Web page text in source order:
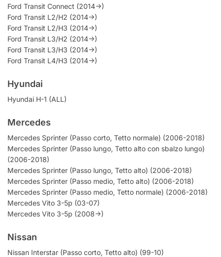
Ford Transit Connect (2014->)
Ford Transit L2/H2 (2014->)
Ford Transit L2/H3 (2014->)
Ford Transit L3/H2 (2014->)
Ford Transit L3/H3 (2014->)
Ford Transit L4/H3 (2014->)
Hyundai
Hyundai H-1 (ALL)
Mercedes
Mercedes Sprinter (Passo corto, Tetto normale) (2006-2018)
Mercedes Sprinter (Passo lungo, Tetto alto con sbalzo lungo)
(2006-2018)
Mercedes Sprinter (Passo lungo, Tetto alto) (2006-2018)
Mercedes Sprinter (Passo medio, Tetto alto) (2006-2018)
Mercedes Sprinter (Passo medio, Tetto normale) (2006-2018)
Mercedes Vito 3-5p (03-07)
Mercedes Vito 3-5p (2008->)
Nissan
Nissan Interstar (Passo corto, Tetto alto) (99-10)